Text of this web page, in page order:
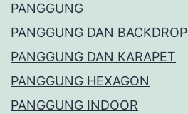
PANGGUNG
PANGGUNG DAN BACKDROP
PANGGUNG DAN KARAPET
PANGGUNG HEXAGON
PANGGUNG INDOOR